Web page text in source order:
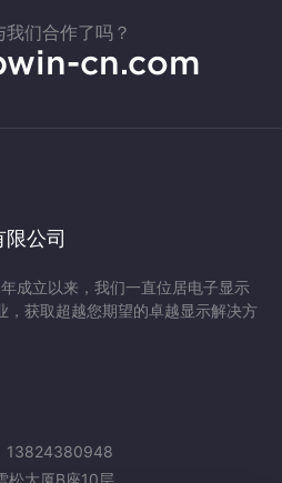
我们合作了吗？
cn.com
公司
成立以来，我们一直位居电子显示
，获取超越您期望的卓越显示解决方
13824380948